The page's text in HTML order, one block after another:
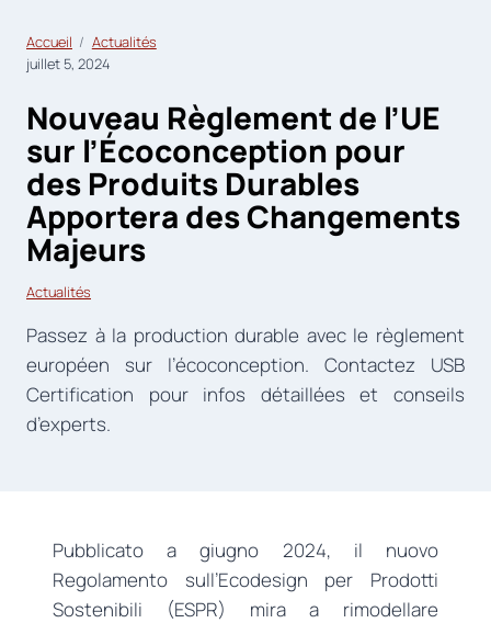
Accueil
Actualités
juillet 5, 2024
Nouveau Règlement de l’UE
sur l’Écoconception pour
des Produits Durables
Apportera des Changements
Majeurs
Actualités
Passez à la production durable avec le règlement
européen sur l’écoconception. Contactez USB
Certification pour infos détaillées et conseils
d’experts.
Pubblicato a giugno 2024, il nuovo
Regolamento sull’Ecodesign per Prodotti
Sostenibili (ESPR) mira a rimodellare